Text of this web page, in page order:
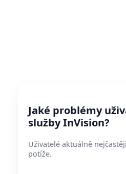
Jaké problémy
služby InVision?
Uživatelé aktuálně
potíže.